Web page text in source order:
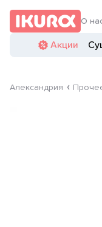
О
Акции
Александрия